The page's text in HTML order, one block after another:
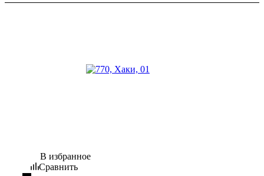
В избранное
Сравнить